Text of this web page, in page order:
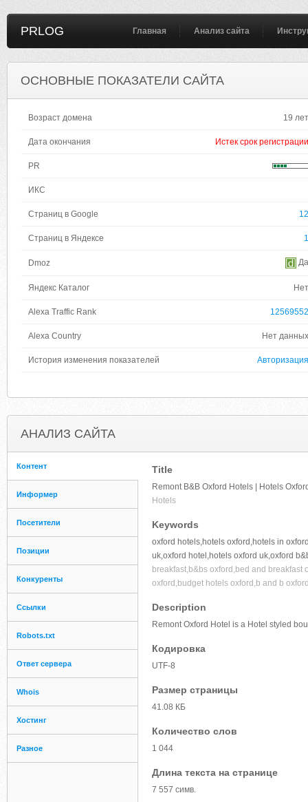
PRLOG Главная Анализ сайта
ОСНОВНЫЕ ПОКАЗАТЕЛИ САЙТА
Возраст домена 19 лет
Дата окончания Истек срок регистрации
PR
ИКС
Страниц в Google 12
Страниц в Яндексе 1
Dmoz Да
Яндекс Каталог Нет
Alexa Traffic Rank 12569552
Alexa Country Нет данных
История изменения показателей Авторизация
АНАЛИЗ САЙТА
Контент
Информер
Посетители
Позиции
Конкуренты
Ссылки
Robots.txt
Ответ сервера
Whois
Хостинг
Разное
Title
Remont B&B Oxford Hotels | Hotels
Hotels
Keywords
oxford hotels,hotels oxford,hotels in
uk,oxford hotel,hotels oxford uk,oxford
breakfast,b&bs oxford,bed and
oxford,budget hotels oxford,b and b
Description
Remont Oxford Hotel is a Hotel styled
Кодировка
UTF-8
Размер страницы
41.08 КБ
Количество слов
1 044
Длина текста на странице
7 557 симв.